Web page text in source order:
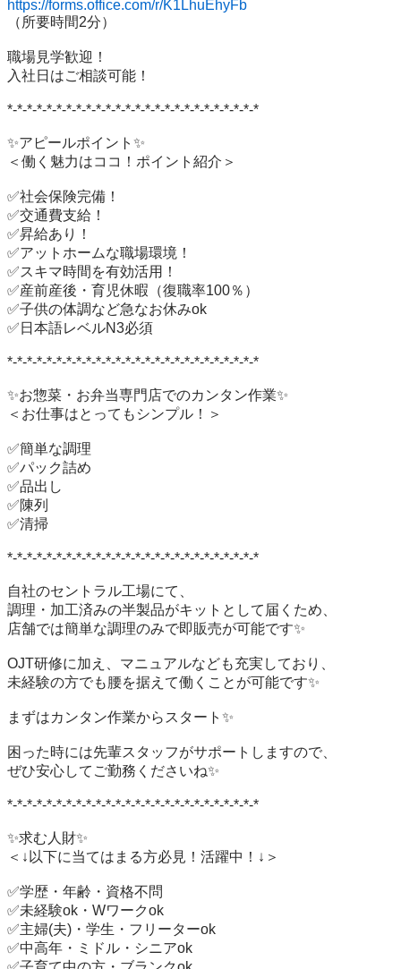
https://forms.office.com/r/K1LhuEhyFb
（所要時間2分）
職場見学歓迎！
入社日はご相談可能！
*-*-*-*-*-*-*-*-*-*-*-*-*-*-*-*-*-*-*-*-*-*-*-*-*-*
✨アピールポイント✨
＜働く魅力はココ！ポイント紹介＞
✅社会保険完備！
✅交通費支給！
✅昇給あり！
✅アットホームな職場環境！
✅スキマ時間を有効活用！
✅産前産後・育児休暇（復職率100％）
✅子供の体調など急なお休みok
✅日本語レベルN3必須
*-*-*-*-*-*-*-*-*-*-*-*-*-*-*-*-*-*-*-*-*-*-*-*-*-*
✨お惣菜・お弁当専門店でのカンタン作業✨
＜お仕事はとってもシンプル！＞
✅簡単な調理
✅パック詰め
✅品出し
✅陳列
✅清掃
*-*-*-*-*-*-*-*-*-*-*-*-*-*-*-*-*-*-*-*-*-*-*-*-*-*
自社のセントラル工場にて、
調理・加工済みの半製品がキットとして届くため、
店舗では簡単な調理のみで即販売が可能です✨
OJT研修に加え、マニュアルなども充実しており、
未経験の方でも腰を据えて働くことが可能です✨
まずはカンタン作業からスタート✨
困った時には先輩スタッフがサポートしますので、
ぜひ安心してご勤務くださいね✨
*-*-*-*-*-*-*-*-*-*-*-*-*-*-*-*-*-*-*-*-*-*-*-*-*-*
✨求む人財✨
＜↓以下に当てはまる方必見！活躍中！↓＞
✅学歴・年齢・資格不問
✅未経験ok・Wワークok
✅主婦(夫)・学生・フリーターok
✅中高年・ミドル・シニアok